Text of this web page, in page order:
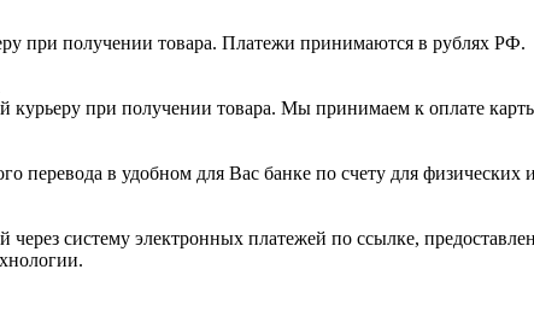
при получении товара. Платежи принимаются в рублях РФ.
курьеру при получении товара. Мы принимаем к оплате
перевода в удобном для Вас банке по счету для
через систему электронных платежей по ссылке,